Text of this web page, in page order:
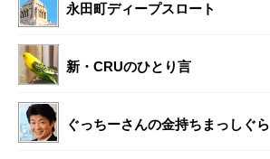
永田町ディープスロート
新・CRUのひとり言
ぐっちーさんの金持ちまっしぐら